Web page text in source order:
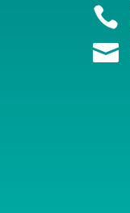

